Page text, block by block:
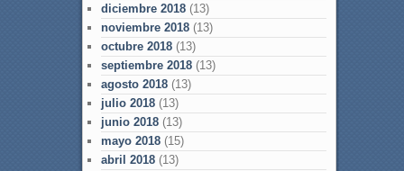
diciembre 2018(13)
noviembre 2018(13)
octubre 2018(13)
septiembre 2018(13)
agosto 2018(13)
julio 2018(13)
junio 2018(13)
mayo 2018(15)
abril 2018(13)